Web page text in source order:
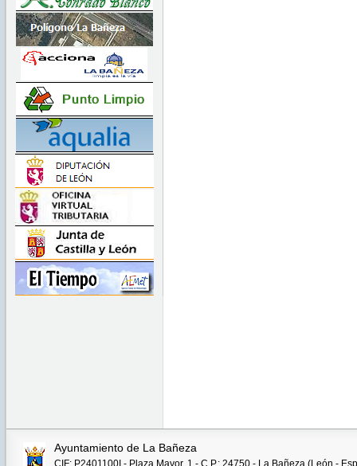
Ayuntamiento de La Bañeza
CIF: P2401100I - Plaza Mayor, 1 - C.P.: 24750 - La Bañeza (León -